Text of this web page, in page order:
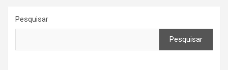
Pesquisar
Pesquisar